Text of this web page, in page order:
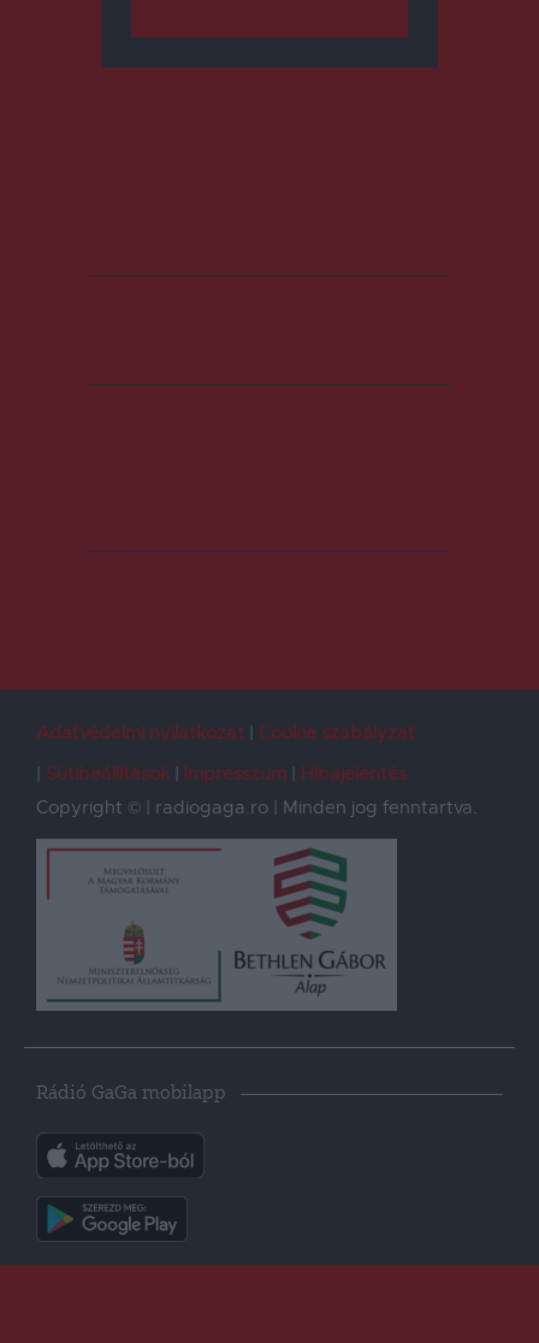
Adatvédelmi nyilatkozat
Cookie szabályzat
Sütibeállítások
Impresszum
Hibajelentés
Copyright © | radiogaga.ro | Minden jog fenntartva.
Rádió GaGa mobilapp